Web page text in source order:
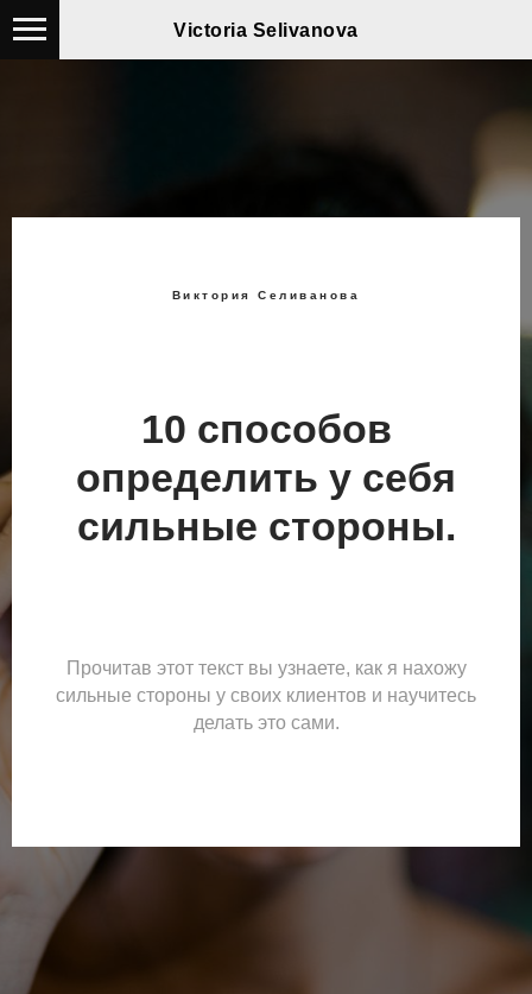
Victoria Selivanova
Виктория Селиванова
10 способов
определить у себя
сильные стороны.
Прочитав этот текст вы узнаете, как я нахожу
сильные стороны у своих клиентов и научитесь
делать это сами.